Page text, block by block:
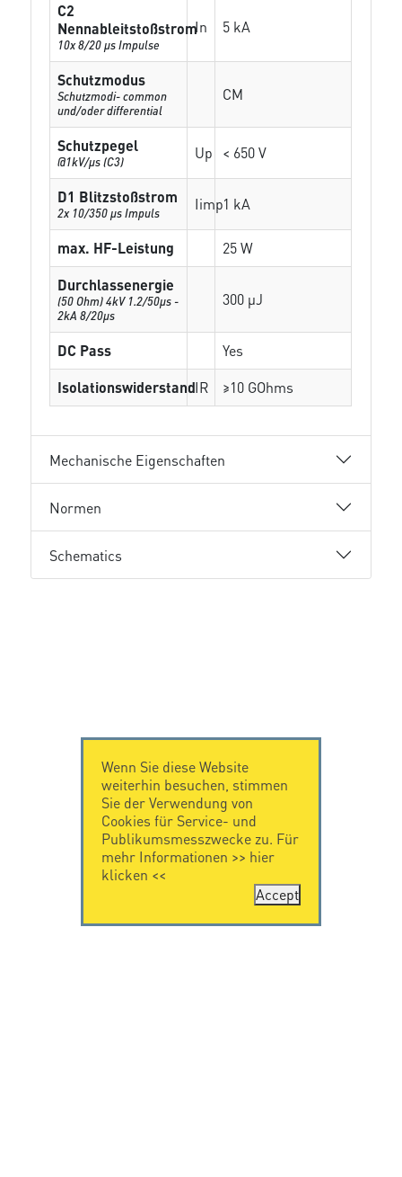
C2
Nennableitstoßstrom
10x 8/20 µs Impulse
In 5 kA
Schutzmodus
Schutzmodi- common
und/oder differential
CM
Schutzpegel
@1kV/µs (C3) Up < 650 V
D1 Blitzstoßstrom
2x 10/350 µs Impuls Iimp1 kA
max. HF-Leistung
25 W
Durchlassenergie
(50 Ohm) 4kV 1.2/50μs -
2kA 8/20μs
300 µJ
DC Pass
Yes
IsolationswiderstandIR ≥10 GOhms
Mechanische Eigenschaften
Normen
Schematics
Wenn Sie diese Website
weiterhin besuchen, stimmen
Sie der Verwendung von
Cookies für Service- und
Publikumsmesszwecke zu. Für
mehr Informationen >> hier
klicken <<
Accept